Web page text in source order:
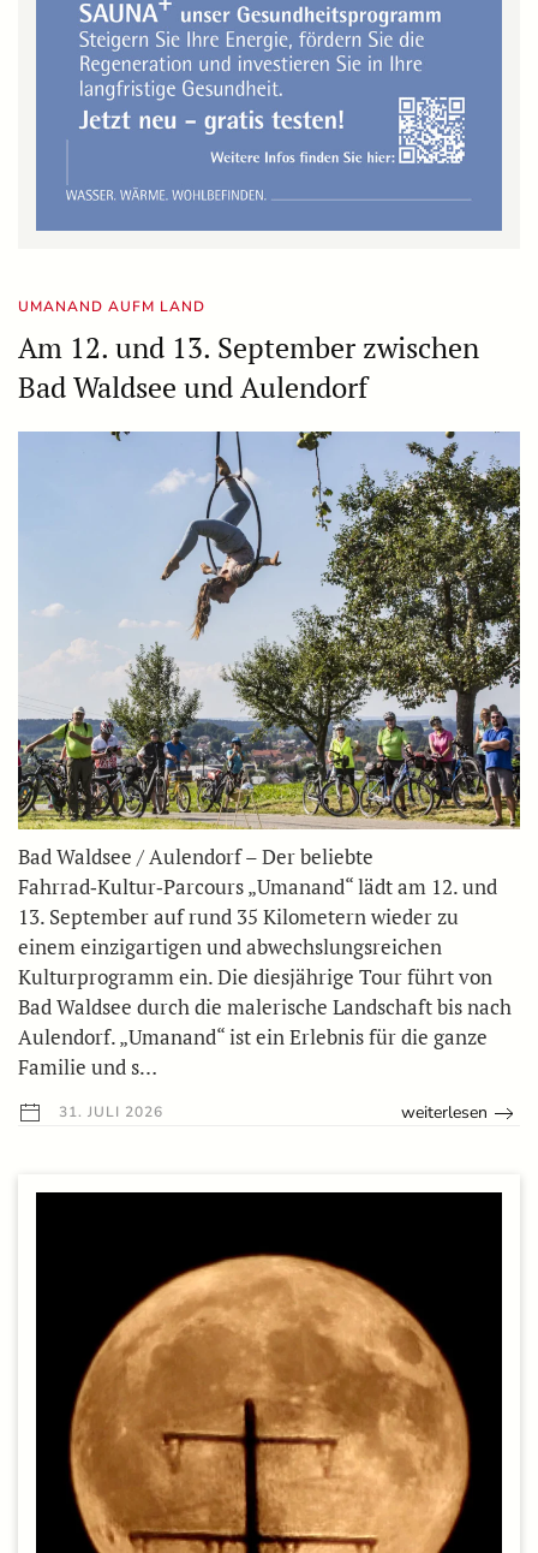
UMANAND AUFM LAND
Am 12. und 13. September zwischen
Bad Waldsee und Aulendorf
Bad Waldsee / Aulendorf – Der beliebte
Fahrrad‑Kultur‑Parcours „Umanand“ lädt am 12. und
13. September auf rund 35 Kilometern wieder zu
einem einzigartigen und abwechslungsreichen
Kulturprogramm ein. Die diesjährige Tour führt von
Bad Waldsee durch die malerische Landschaft bis nach
Aulendorf. „Umanand“ ist ein Erlebnis für die ganze
Familie und s…
31. JULI 2026 weiterlesen